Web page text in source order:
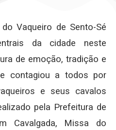
Vaqueiro de Sento-Sé
da cidade neste
de emoção, tradição e
contagiou a todos por
e seus cavalos
pela Prefeitura de
Cavalgada, Missa do